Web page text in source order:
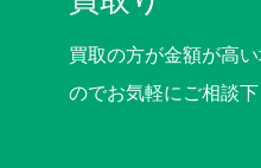
買取の方が金額が高
のでお気軽にご相談下